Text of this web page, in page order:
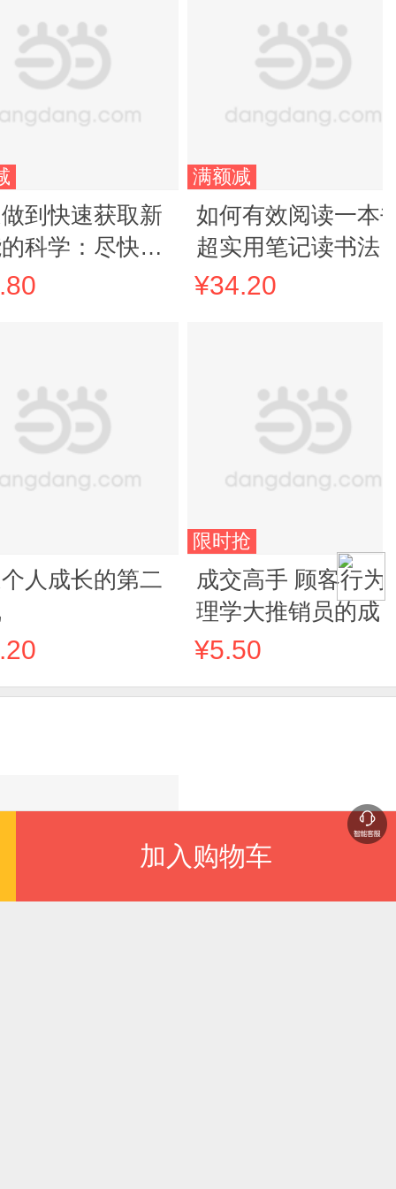
到快速获取新
科学：尽快掌
的技术和信
人成长的第二
满额减
如何有效阅读一本
超实用笔记读书法
¥34.20
限时抢
成交高手 顾客行为
理学大推销员的成
法则和秘诀成功励
¥5.50
加入购物车